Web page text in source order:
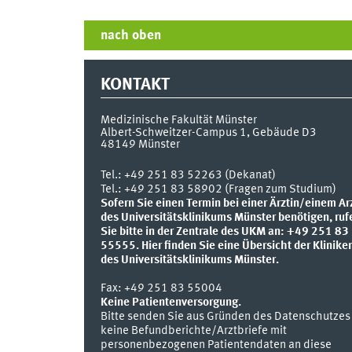
nach oben
KONTAKT
Medizinische Fakultät Münster
Albert-Schweitzer-Campus 1, Gebäude D3
48149 Münster
Tel.: +49 251 83 52263 (Dekanat)
Tel.: +49 251 83 58902 (Fragen zum Studium)
Sofern Sie einen Termin bei einer Ärztin/einem
des Universitätsklinikums Münster benötigen,
Sie bitte in der Zentrale des UKM an: +49 251 83
55555. Hier finden Sie eine Übersicht der
des Universitätsklinikums Münster.
Fax: +49 251 83 55004
Keine Patientenversorgung.
Bitte senden Sie aus Gründen des Datenschutzes
keine Befundberichte/Arztbriefe mit
personenbezogenen Patientendaten an diese